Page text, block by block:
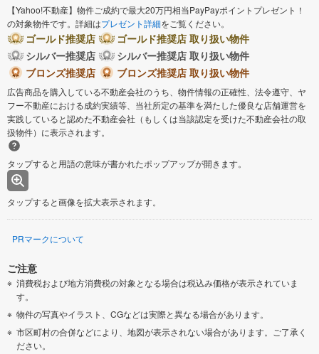
【Yahoo!不動産】物件ご成約で最大20万円相当PayPayポイントプレゼント！
の対象物件です。詳細はプレゼント詳細をご覧ください。
ゴールド推奨店
ゴールド推奨店 取り扱い物件
シルバー推奨店
シルバー推奨店 取り扱い物件
ブロンズ推奨店
ブロンズ推奨店 取り扱い物件
広告商品を購入している不動産会社のうち、物件情報の正確性、法令遵守、ヤ
フー不動産における成約実績等、当社所定の基準を満たした優良な店舗運営を
実践していると認めた不動産会社（もしくは当該認定を受けた不動産会社の取
扱物件）に表示されます。
タップすると用語の意味が書かれたポップアップが開きます。
タップすると画像を拡大表示されます。
PRマークについて
ご注意
消費税および地方消費税の対象となる場合は税込み価格が表示されていま
す。
物件の写真やイラスト、CGなどは実際と異なる場合があります。
市区町村の合併などにより、地図が表示されない場合があります。ご了承く
ださい。